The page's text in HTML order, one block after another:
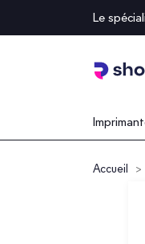
Le
Accueil